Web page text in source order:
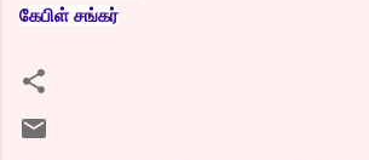
கேபிள் சங்கர்